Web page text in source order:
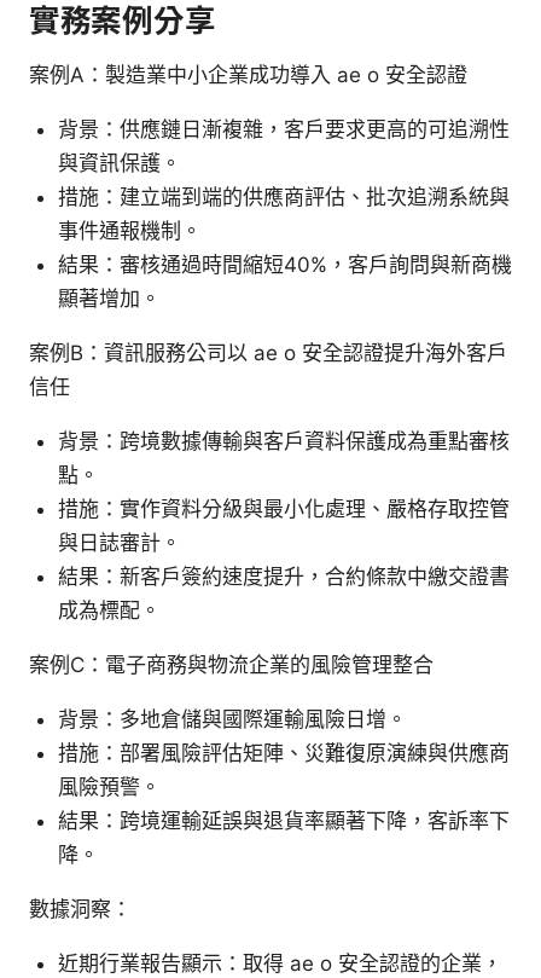
實務案例分享
案例A：製造業中小企業成功導入 ae o 安全認證
背景：供應鏈日漸複雜，客戶要求更高的可追溯性
與資訊保護。
措施：建立端到端的供應商評估、批次追溯系統與
事件通報機制。
結果：審核通過時間縮短40%，客戶詢問與新商機
顯著增加。
案例B：資訊服務公司以 ae o 安全認證提升海外客戶
信任
背景：跨境數據傳輸與客戶資料保護成為重點審核
點。
措施：實作資料分級與最小化處理、嚴格存取控管
與日誌審計。
結果：新客戶簽約速度提升，合約條款中繳交證書
成為標配。
案例C：電子商務與物流企業的風險管理整合
背景：多地倉儲與國際運輸風險日增。
措施：部署風險評估矩陣、災難復原演練與供應商
風險預警。
結果：跨境運輸延誤與退貨率顯著下降，客訴率下
降。
數據洞察：
近期行業報告顯示：取得 ae o 安全認證的企業，